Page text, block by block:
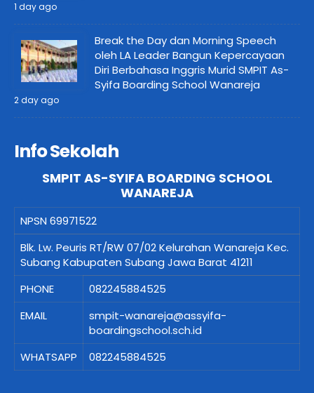
1 day ago
Break the Day dan Morning Speech
oleh LA Leader Bangun Kepercayaan
Diri Berbahasa Inggris Murid SMPIT As-
Syifa Boarding School Wanareja
2 day ago
Info Sekolah
SMPIT AS-SYIFA BOARDING SCHOOL
WANAREJA
NPSN 69971522
Blk. Lw. Peuris RT/RW 07/02 Kelurahan Wanareja Kec.
Subang Kabupaten Subang Jawa Barat 41211
PHONE
082245884525
EMAIL
smpit-wanareja@assyifa-
boardingschool.sch.id
WHATSAPP
082245884525